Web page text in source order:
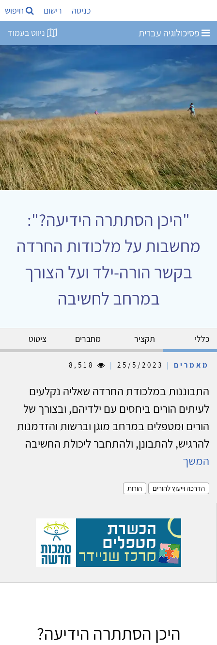
כניסה רישום חיפוש
פסיכולוגיה עברית ניווט בעמוד
"היכן הסתתרה הידיעה?":
מחשבות על מלכודות החרדה
בקשר הורה-ילד ועל הצורך
במרחב לחשיבה
כללי תקציר מחברים ציטוט
מאמרים |
|
התבוננות במלכודת החרדה שאליה נקלעים
לעיתים הורים ביחסים עם ילדיהם, ובצורך של
הורים ומטפלים במרחב מוגן וברשות והזדמנות
להרגיש, להתבונן, ולהתחבר ליכולת החשיבה
המשך
הדרכה וייעוץ להורים הורות
היכן הסתתרה הידיעה?